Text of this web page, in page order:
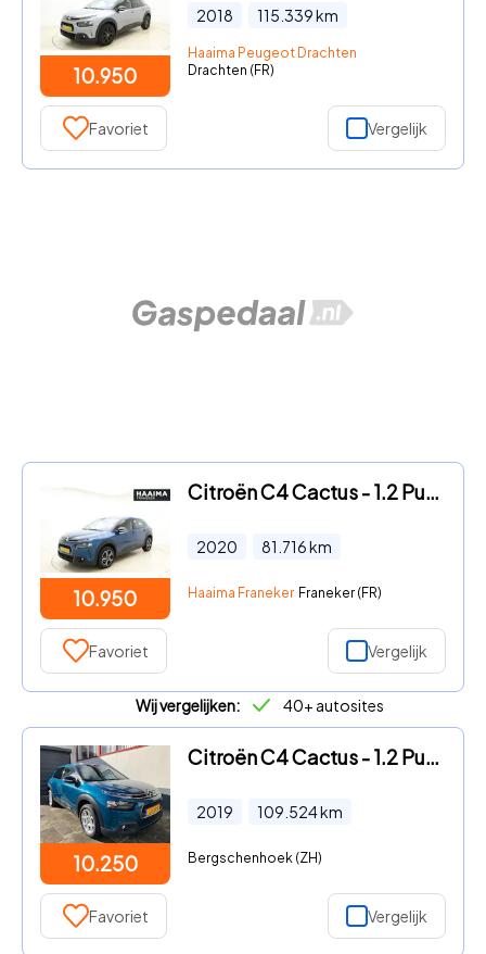
10.950
2018 115.339km
Haaima Peugeot Drachten
Drachten (FR)
Favoriet Vergelijk
10.950
Citroën C4 Cactus - 1.2 PureTech Business 110 PK | Navigatie | Climate control |
2020 81.716km
Haaima Franeker Franeker (FR)
Favoriet Vergelijk
Wij vergelijken: 40+ autosites
10.250
Citroën C4 Cactus - 1.2 PureTech Feel
2019 109.524km
Bergschenhoek (ZH)
Favoriet Vergelijk